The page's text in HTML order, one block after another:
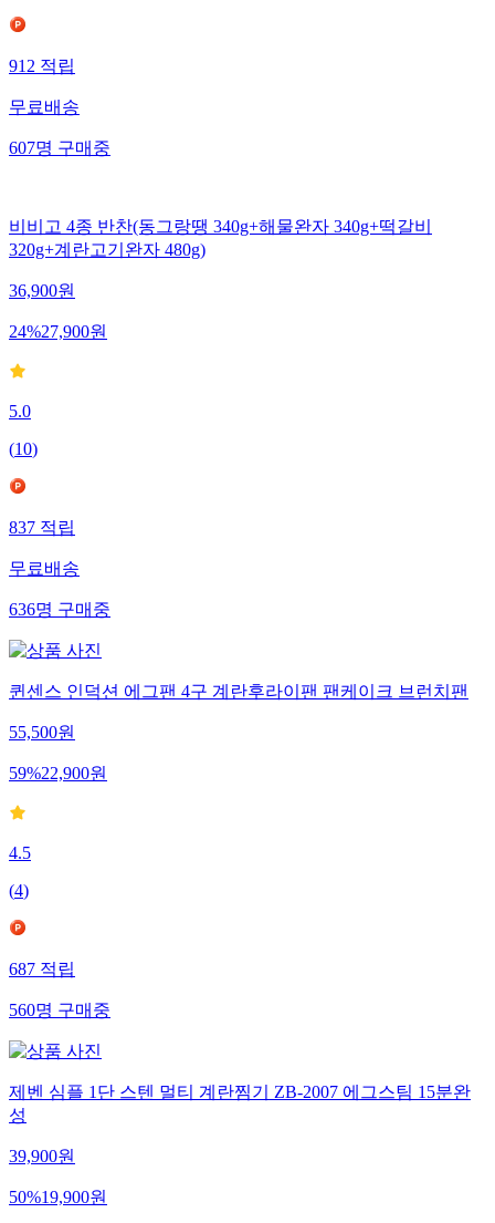
912적립
무료배송
607명구매중
비비고 4종 반찬(동그랑땡 340g+해물완자 340g+떡갈비
320g+계란고기완자 480g)
36,900원
24%27,900원
5.0
(10)
837적립
무료배송
636명구매중
퀸센스 인덕션 에그팬 4구 계란후라이팬 팬케이크 브런치팬
55,500원
59%22,900원
4.5
(4)
687적립
560명구매중
제벤 심플 1단 스텐 멀티 계란찜기 ZB-2007 에그스팀 15분완
성
39,900원
50%19,900원